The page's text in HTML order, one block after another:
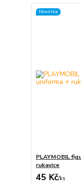
Novinka
PLAYMOBIL
rukavice
45 Kč/ks